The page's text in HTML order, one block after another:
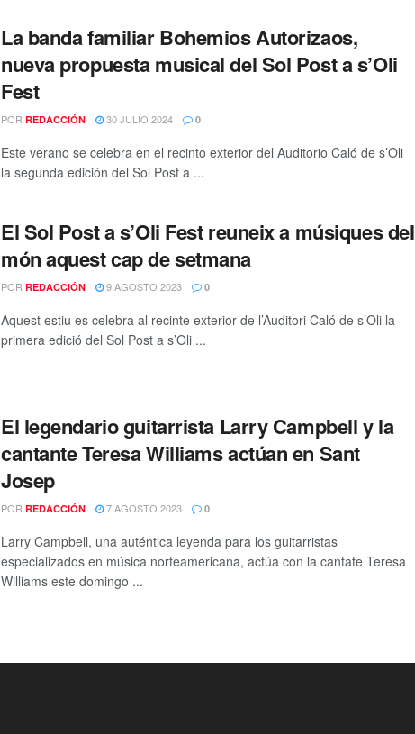
La banda familiar Bohemios Autorizaos,
nueva propuesta musical del Sol Post a s’Oli
Fest
POR REDACCIÓN 30 JULIO 2024 0
Este verano se celebra en el recinto exterior del Auditorio Caló de s’Oli
la segunda edición del Sol Post a ...
El Sol Post a s’Oli Fest reuneix a músiques del
món aquest cap de setmana
POR REDACCIÓN 9 AGOSTO 2023 0
Aquest estiu es celebra al recinte exterior de l’Auditori Caló de s’Oli la
primera edició del Sol Post a s’Oli ...
El legendario guitarrista Larry Campbell y la
cantante Teresa Williams actúan en Sant
Josep
POR REDACCIÓN 7 AGOSTO 2023 0
Larry Campbell, una auténtica leyenda para los guitarristas
especializados en música norteamericana, actúa con la cantate Teresa
Williams este domingo ...